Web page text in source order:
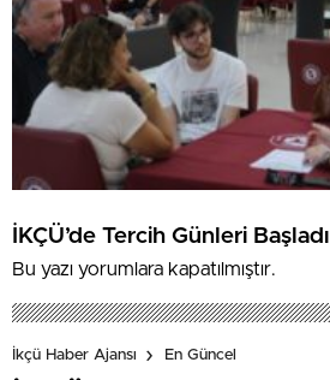
İKÇÜ’de Tercih Günleri Başladı
Bu yazı yorumlara kapatılmıştır.
İkçü Haber Ajansı En Güncel